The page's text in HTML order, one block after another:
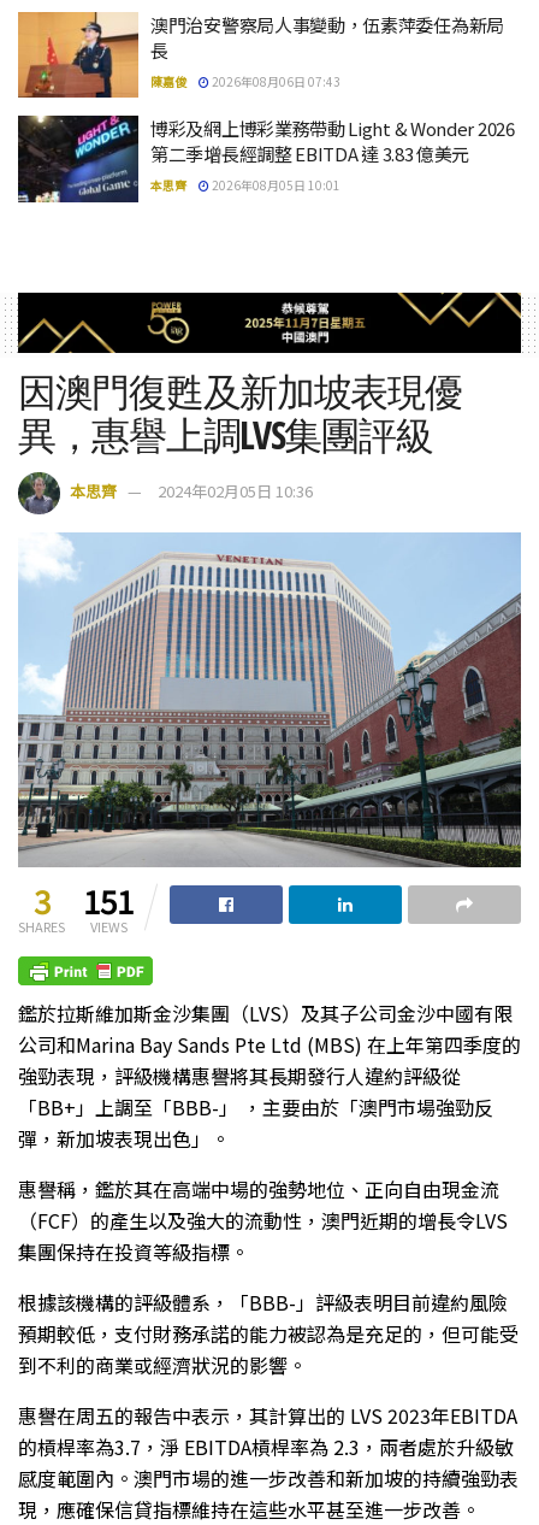
澳門治安警察局人事變動，伍素萍委任為新局
長
陳嘉俊 2026年08月06日 07:43
博彩及網上博彩業務帶動 Light & Wonder 2026
第二季增長經調整 EBITDA 達 3.83 億美元
本思齊 2026年08月05日 10:01
因澳門復甦及新加坡表現優
異，惠譽上調LVS集團評級
本思齊 2024年02月05日 10:36
3
SHARES
151
VIEWS
鑑於拉斯維加斯金沙集團（LVS）及其子公司金沙中國有限
公司和Marina Bay Sands Pte Ltd (MBS) 在上年第四季度的
強勁表現，評級機構惠譽將其長期發行人違約評級從
「BB+」上調至「BBB-」 ，主要由於「澳門市場強勁反
彈，新加坡表現出色」。
惠譽稱，鑑於其在高端中場的強勢地位、正向自由現金流
（FCF）的產生以及強大的流動性，澳門近期的增長令LVS
集團保持在投資等級指標。
根據該機構的評級體系，「BBB-」評級表明目前違約風險
預期較低，支付財務承諾的能力被認為是充足的，但可能受
到不利的商業或經濟狀況的影響。
惠譽在周五的報告中表示，其計算出的 LVS 2023年EBITDA
的槓桿率為3.7，淨 EBITDA槓桿率為 2.3，兩者處於升級敏
感度範圍內。澳門市場的進一步改善和新加坡的持續強勁表
現，應確保信貸指標維持在這些水平甚至進一步改善。